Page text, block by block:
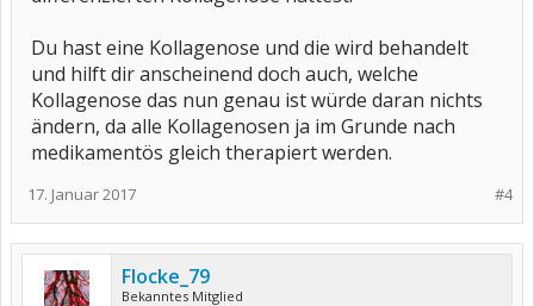
Du hast eine Kollagenose und die wird behandelt
und hilft dir anscheinend doch auch, welche
Kollagenose das nun genau ist würde daran nichts
ändern, da alle Kollagenosen ja im Grunde nach
medikamentös gleich therapiert werden.
#4
17. Januar 2017
Flocke_79
Bekanntes Mitglied